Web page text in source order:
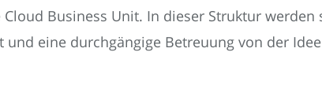
Cloud Business Unit. In dieser Struktur
und eine durchgängige Betreuung von der